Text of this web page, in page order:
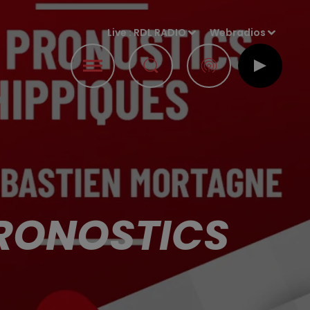
Live :RDL RADIO Webradios